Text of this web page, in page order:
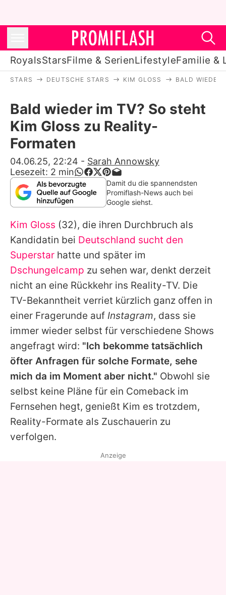
RoyalsStarsFilme & SerienLifestyleFamilie &
Stars
Filme & Serien
Lifestyle
Familie & Liebe
Promiflash Exklusiv
Alle Themen auf Promiflash
Jobs
App runterladen
Team
Redaktionelle Richtlinien
Impressum
Datenschutzerklärung
Utiq verwalten
STARS DEUTSCHE STARS KIM GLOSS BALD
Bald wieder im TV? So steht
Kim Gloss zu Reality-
Formaten
04.06.25, 22:24 - Sarah Annowsky
Lesezeit: 2 min
Damit du die spannendsten
Promiflash-News auch bei
Google siehst.
Kim Gloss (32), die ihren Durchbruch als
Kandidatin bei Deutschland sucht den
Superstar hatte und später im
Dschungelcamp zu sehen war, denkt derzeit
nicht an eine Rückkehr ins Reality-TV. Die
TV-Bekanntheit verriet kürzlich ganz offen in
einer Fragerunde auf Instagram, dass sie
immer wieder selbst für verschiedene Shows
angefragt wird: "Ich bekomme tatsächlich
öfter Anfragen für solche Formate, sehe
mich da im Moment aber nicht." Obwohl sie
selbst keine Pläne für ein Comeback im
Fernsehen hegt, genießt Kim es trotzdem,
Reality-Formate als Zuschauerin zu
verfolgen.
Anzeige